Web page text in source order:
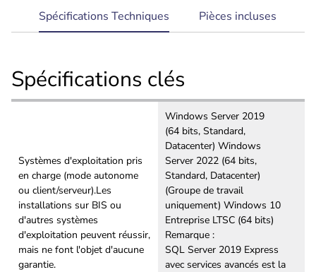
current
tab:
Spécifications Techniques Pièces incluses
Spécifications clés
Systèmes d'exploitation pris
en charge (mode autonome
ou client/serveur).Les
installations sur BIS ou
d'autres systèmes
d'exploitation peuvent réussir,
mais ne font l'objet d'aucune
garantie.
Windows Server 2019
(64 bits, Standard,
Datacenter) Windows
Server 2022 (64 bits,
Standard, Datacenter)
(Groupe de travail
uniquement) Windows 10
Entreprise LTSC (64 bits)
Remarque :
SQL Server 2019 Express
avec services avancés est la